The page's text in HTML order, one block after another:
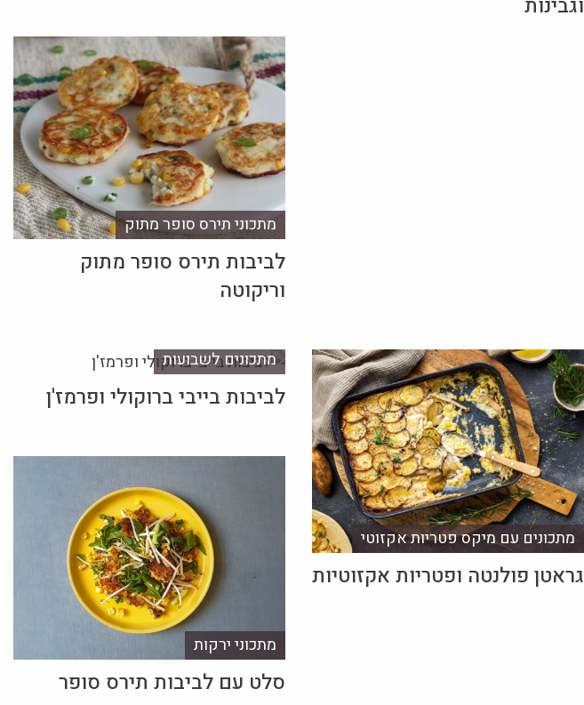
מתכוני תירס סופר מתוק
לביבות תירס סופר מתוק
וריקוטה
מתכונים עם מיקס פטריות אקזוטי
גראטן פולנטה ופטריות אקזוטיות
מתכונים לשבועות
לביבות בייבי ברוקולי ופרמז'ן
מתכוני ירקות
סלט עם לביבות תירס סופר